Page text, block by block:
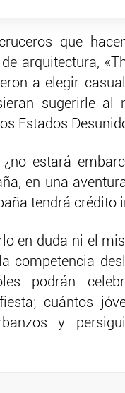
que
arquitectura,
a elegir
sugerirle al
Estados
estará
en una
tendrá crédito
en duda ni el
competencia
podrán
cuántos
y